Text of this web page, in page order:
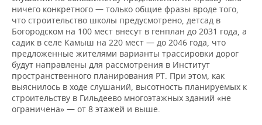
ничего конкретного — только общие фразы вроде того,
что строительство школы предусмотрено, детсад в
Богородском на 100 мест внесут в генплан до 2031 года, а
садик в селе Камыш на 220 мест — до 2046 года, что
предложенные жителями варианты трассировки дорог
будут направлены для рассмотрения в Институт
пространственного планирования РТ. При этом, как
выяснилось в ходе слушаний, высотность планируемых к
строительству в Гильдеево многоэтажных зданий «не
ограничена» — от 8 этажей и выше.